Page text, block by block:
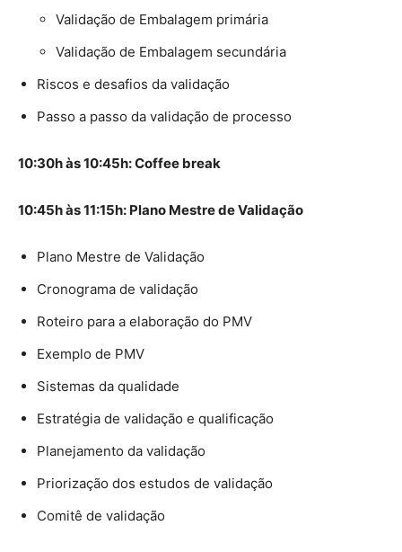
Validação de Embalagem primária
Validação de Embalagem secundária
Riscos e desafios da validação
Passo a passo da validação de processo
10:30h às 10:45h: Coffee break
10:45h às 11:15h: Plano Mestre de Validação
Plano Mestre de Validação
Cronograma de validação
Roteiro para a elaboração do PMV
Exemplo de PMV
Sistemas da qualidade
Estratégia de validação e qualificação
Planejamento da validação
Priorização dos estudos de validação
Comitê de validação